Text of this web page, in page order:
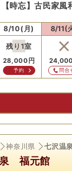
【時忘】古民家風
8/10(月)
残り 1室
28,000 円
予約
8/11(
24,000
問合
神奈川県 七沢温泉
福元館